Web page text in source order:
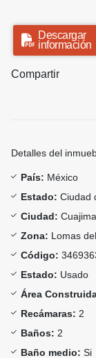
Descargar
información
Compartir
Detalles del
País: México
Estado: Ciudad
Ciudad:
Zona: Lomas
Código:
Estado: Usado
Área
Recámaras: 2
Baños: 2
Baño medio: Si